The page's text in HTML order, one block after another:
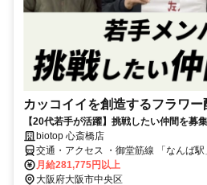
カッコイイを創造するフラワー
【20代若手が活躍】挑戦したい仲間を募集
biotop 心斎橋店
交通・アクセス ・御堂筋線 「なんば
橋駅」徒歩10分 ※交通費一部支給 ※自
月給281,775円以上
大阪府大阪市中央区